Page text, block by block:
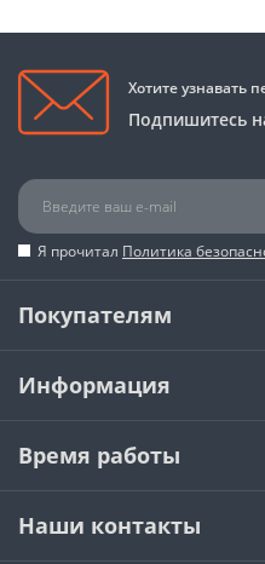
Хотите узнавать
Подпишитесь
Я прочитал Политика
Покупателям
Информация
Время работы
Наши контакты